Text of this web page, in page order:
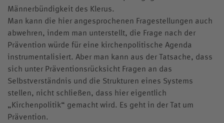
Männerbündigkeit des Klerus.
Man kann die hier angesprochenen Fragestellungen auch
abwehren, indem man unterstellt, die Frage nach der
Prävention würde für eine kirchenpolitische Agenda
instrumentalisiert. Aber man kann aus der Tatsache, dass
sich unter Präventionsrücksicht Fragen an das
Selbstverständnis und die Strukturen eines Systems
stellen, nicht schließen, dass hier eigentlich
„Kirchenpolitik“ gemacht wird. Es geht in der Tat um
Prävention.